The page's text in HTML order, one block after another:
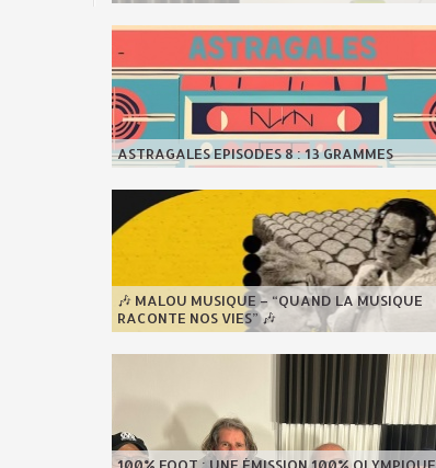
ASTRAGALES EPISODES 8 : 13 GRAMMES
🎶 MALOU MUSIQUE – “QUAND LA MUSIQUE
RACONTE NOS VIES” 🎶